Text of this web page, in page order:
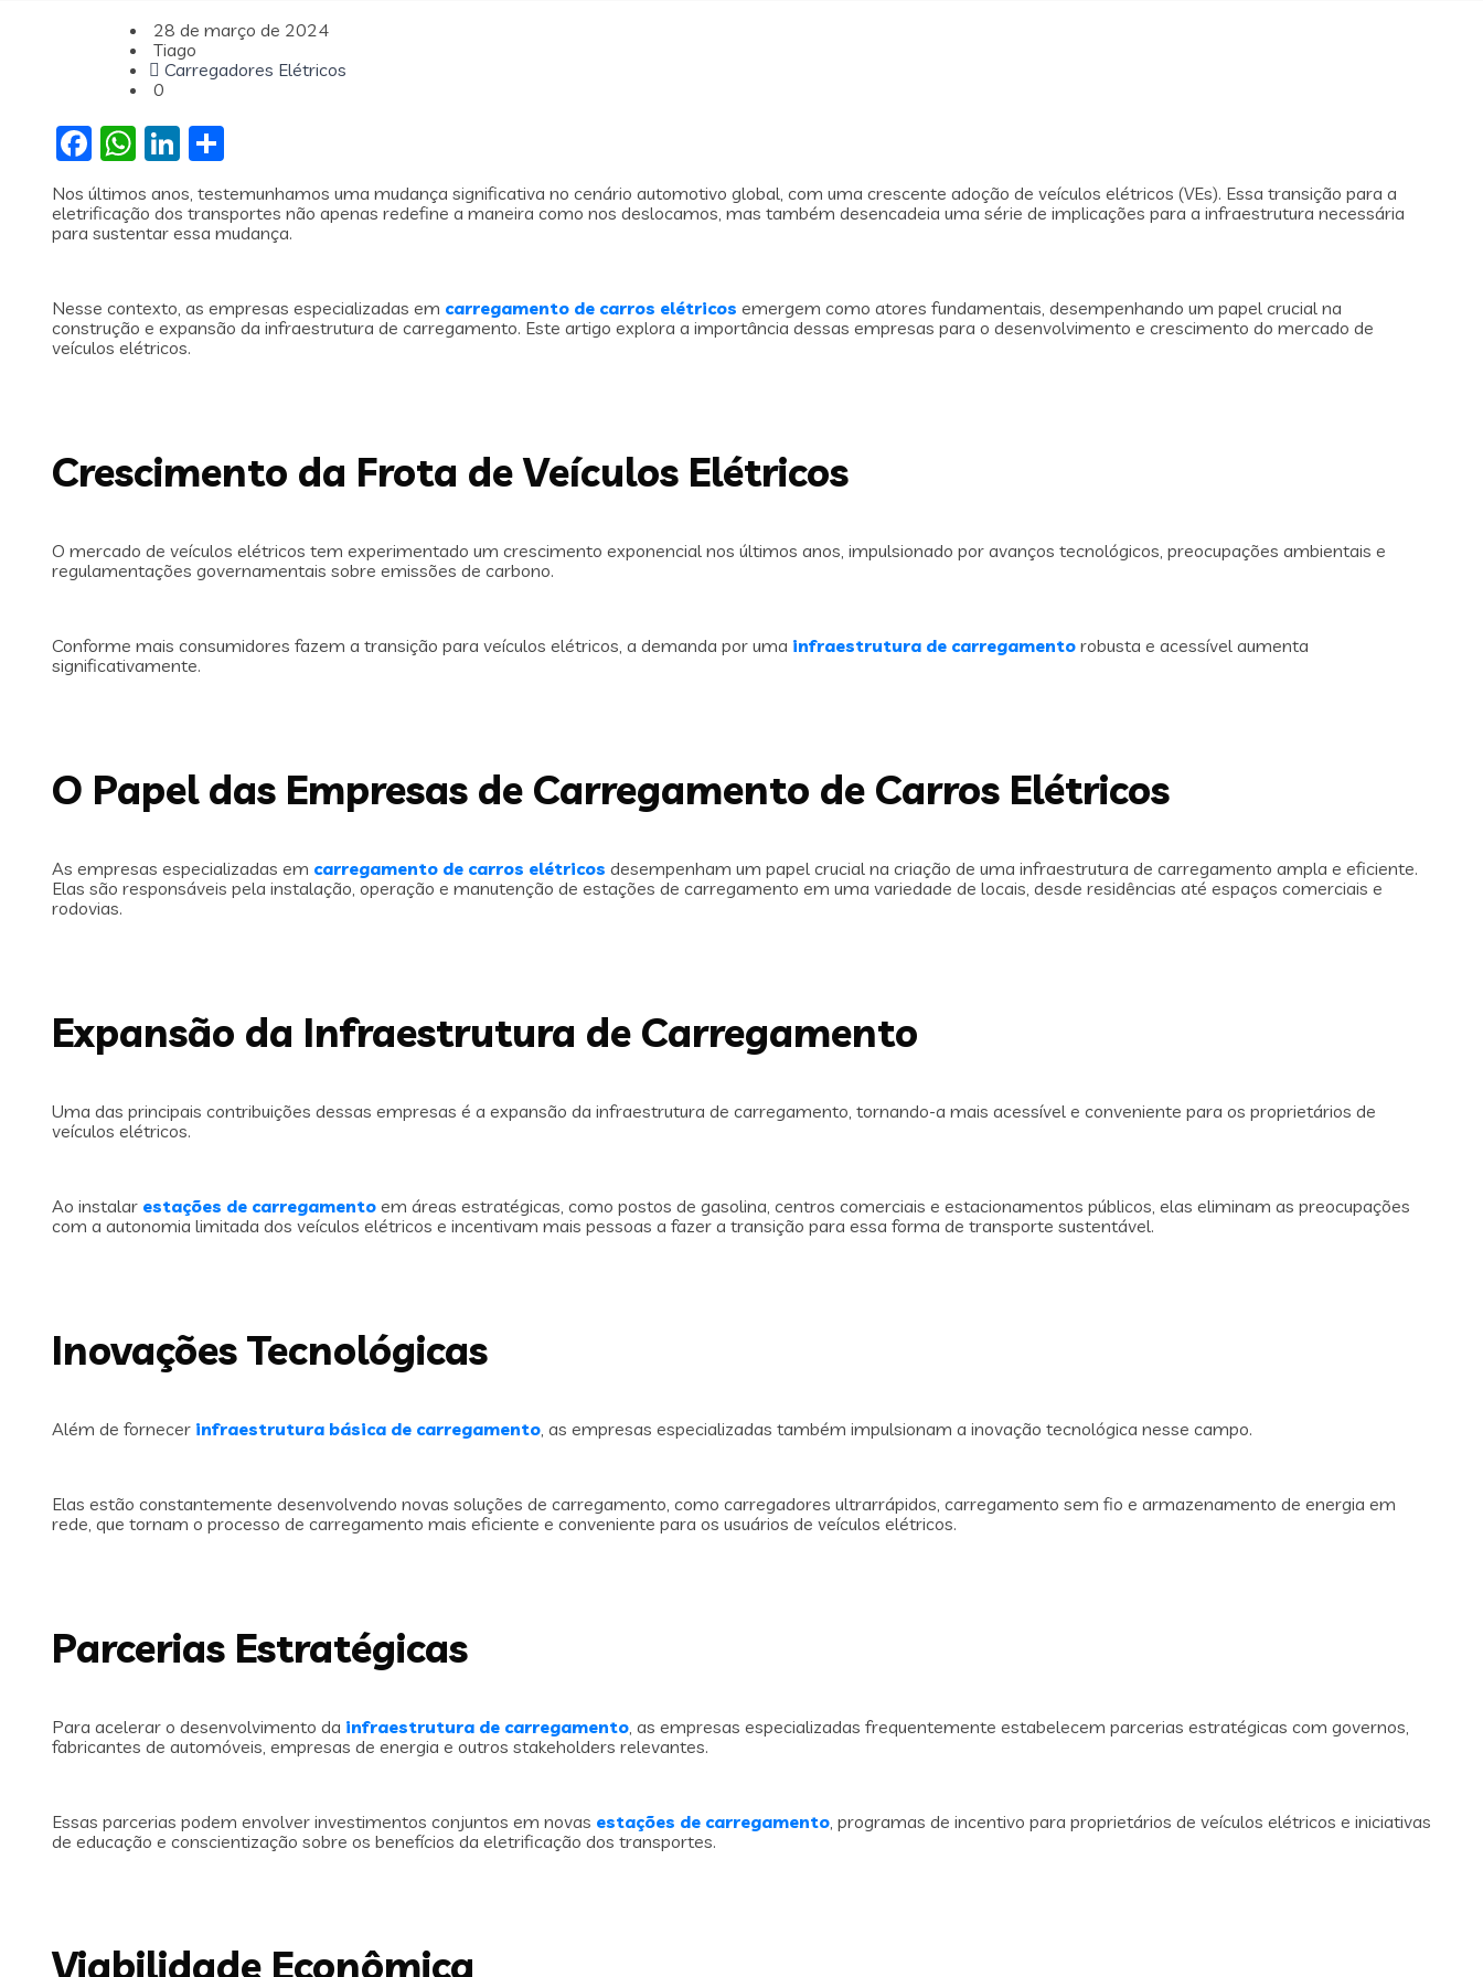
28 de março de 2024
Tiago
Carregadores Elétricos
0
Facebook
WhatsApp
LinkedIn
Nos últimos anos, testemunhamos uma mudança significativa no cenário automotivo global, com uma crescente adoção de veículos elétricos (VEs). Essa transição para a
eletrificação dos transportes não apenas redefine a maneira como nos deslocamos, mas também desencadeia uma série de implicações para a infraestrutura necessária
para sustentar essa mudança.
Nesse contexto, as empresas especializadas em carregamento de carros elétricos emergem como atores fundamentais, desempenhando um papel crucial na
construção e expansão da infraestrutura de carregamento. Este artigo explora a importância dessas empresas para o desenvolvimento e crescimento do mercado de
veículos elétricos.
Crescimento da Frota de Veículos Elétricos
O mercado de veículos elétricos tem experimentado um crescimento exponencial nos últimos anos, impulsionado por avanços tecnológicos, preocupações ambientais e
regulamentações governamentais sobre emissões de carbono.
Conforme mais consumidores fazem a transição para veículos elétricos, a demanda por uma infraestrutura de carregamento robusta e acessível aumenta
significativamente.
O Papel das Empresas de Carregamento de Carros Elétricos
As empresas especializadas em carregamento de carros elétricos desempenham um papel crucial na criação de uma infraestrutura de carregamento ampla e eficiente.
Elas são responsáveis pela instalação, operação e manutenção de estações de carregamento em uma variedade de locais, desde residências até espaços comerciais e
rodovias.
Expansão da Infraestrutura de Carregamento
Uma das principais contribuições dessas empresas é a expansão da infraestrutura de carregamento, tornando-a mais acessível e conveniente para os proprietários de
veículos elétricos.
Ao instalar estações de carregamento em áreas estratégicas, como postos de gasolina, centros comerciais e estacionamentos públicos, elas eliminam as preocupações
com a autonomia limitada dos veículos elétricos e incentivam mais pessoas a fazer a transição para essa forma de transporte sustentável.
Inovações Tecnológicas
Além de fornecer infraestrutura básica de carregamento , as empresas especializadas também impulsionam a inovação tecnológica nesse campo.
Elas estão constantemente desenvolvendo novas soluções de carregamento, como carregadores ultrarrápidos, carregamento sem fio e armazenamento de energia em
rede, que tornam o processo de carregamento mais eficiente e conveniente para os usuários de veículos elétricos.
Parcerias Estratégicas
Para acelerar o desenvolvimento da infraestrutura de carregamento , as empresas especializadas frequentemente estabelecem parcerias estratégicas com governos,
fabricantes de automóveis, empresas de energia e outros stakeholders relevantes.
Essas parcerias podem envolver investimentos conjuntos em novas estações de carregamento , programas de incentivo para proprietários de veículos elétricos e iniciativas
de educação e conscientização sobre os benefícios da eletrificação dos transportes.
Viabilidade Econômica